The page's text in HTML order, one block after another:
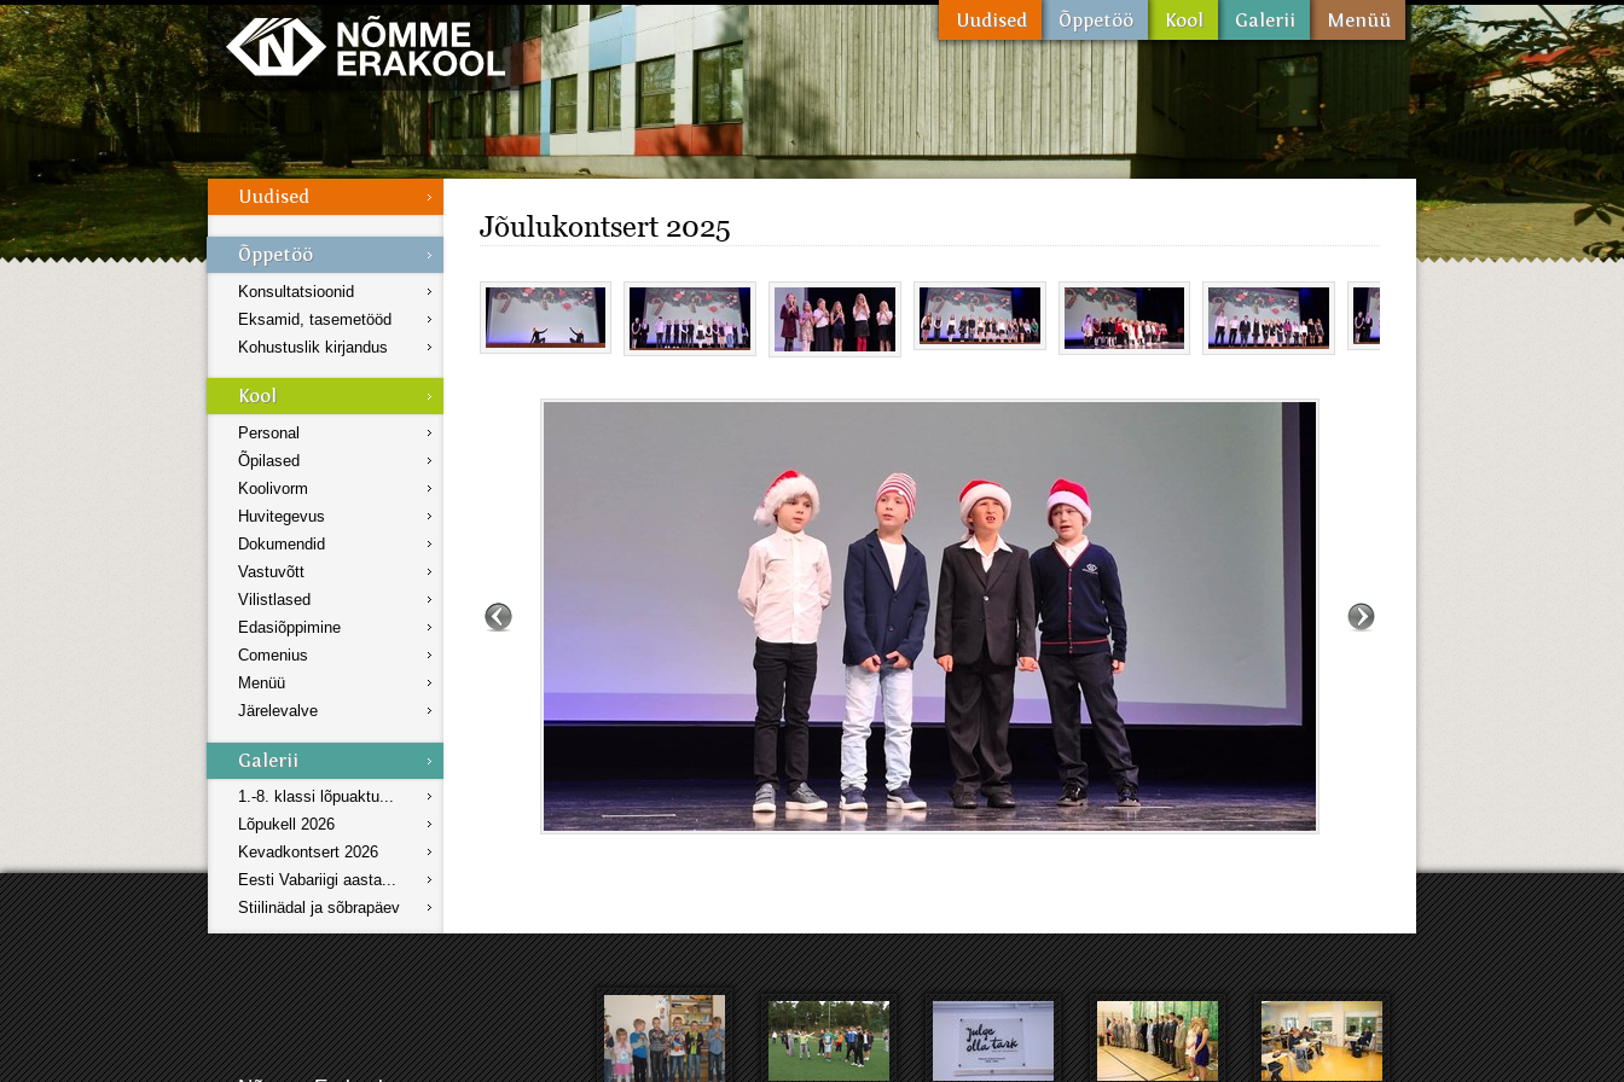
Menüü
Galerii
Konsultatsioonid
Eksamid, tasemetööd
Kohustuslik kirjandus
Personal
Õpilased
Koolivorm
Huvitegevus
Dokumendid
Vastuvõtt
Vilistlased
Edasiõppimine
Comenius
Menüü
Järelevalve
1.-8. klassi lõpuaktu...
Lõpukell 2026
Kevadkontsert 2026
Eesti Vabariigi aasta...
Stiilinädal ja sõbrapäev
Jõulukontsert 2025